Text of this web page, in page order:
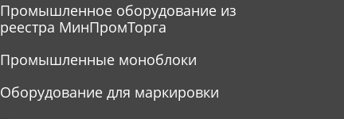
Промышленное оборудование из
реестра МинПромТорга
Промышленные моноблоки
Оборудование для маркировки